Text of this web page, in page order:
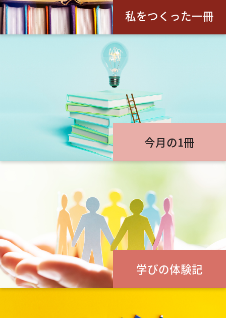
私をつくった一冊
今月の1冊
学びの体験記